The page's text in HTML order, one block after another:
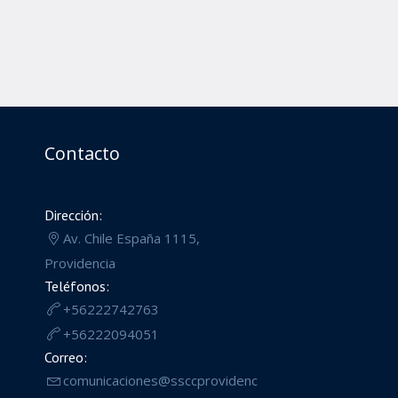
Contacto
Dirección:
Av. Chile España 1115,
Providencia
Teléfonos:
+56222742763
+56222094051
Correo:
comunicaciones@ssccprovidenc